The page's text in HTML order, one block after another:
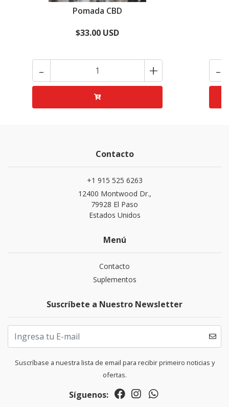
Pomada CBD
$33.00 USD
- + -
Contacto
+1 915 525 6263
12400 Montwood Dr.,
79928 El Paso
Estados Unidos
Menú
Contacto
Suplementos
Suscríbete a Nuestro Newsletter
Suscríbase a nuestra lista de email para recibir primeiro noticias y
ofertas.
Síguenos: